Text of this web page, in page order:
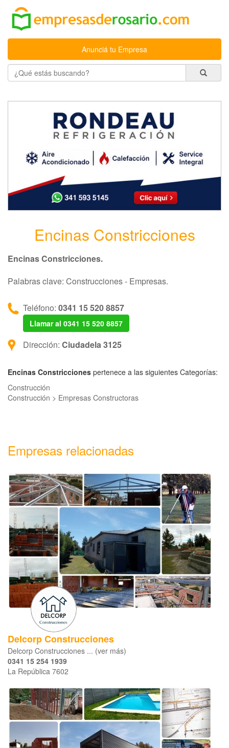
Anunciá tu Empresa
Encinas Constricciones
Encinas Constricciones.
Palabras clave: Construcciones - Empresas.
Teléfono: 0341 15 520 8857
Llamar al 0341 15 520 8857
Dirección: Ciudadela 3125
Encinas Constricciones pertenece a las siguientes Categorías:
Construcción
Construcción > Empresas Constructoras
Empresas relacionadas
Delcorp Construcciones
Delcorp Construcciones ... (ver más)
0341 15 254 1939
La República 7602